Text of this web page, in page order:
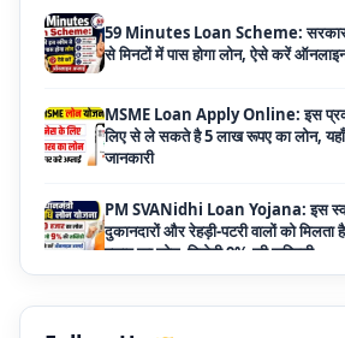
MSME Loan Apply Online: इस
लिए से ले सकते है 5 लाख रूपए का लोन, यहाँ
PM SVANidhi Loan Yojana: इस
दुकानदारों और रेहड़ी-पटरी वालों को मिलता है
Haryana Self Help Group Loan
लोन, ऐसे करें आवेदन
Bakri Palan Loan Online Apply: